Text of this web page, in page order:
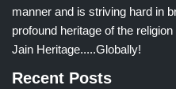
manner and is striving hard in
profound heritage of the
Jain Heritage.....Globally!
Recent Posts